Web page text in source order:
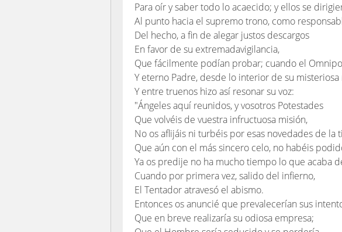
Para oír y saber todo lo acaecido; y ellos se
Al punto hacia el supremo trono, como
Del hecho, a fin de alegar justos descargos
En favor de su extremadavigilancia,
Que fácilmente podían probar; cuando el
Y eterno Padre, desde lo interior de su misteriosa
Y entre truenos hizo así resonar su voz:
"Ángeles aquí reunidos, y vosotros Potestades
Que volvéis de vuestra infructuosa misión,
No os aflijáis ni turbéis por esas novedades de la
Que aún con el más sincero celo, no habéis
Ya os predije no ha mucho tiempo lo que acaba
Cuando por primera vez, salido del infierno,
El Tentador atravesó el abismo.
Entonces os anuncié que prevalecerían sus
Que en breve realizaría su odiosa empresa;